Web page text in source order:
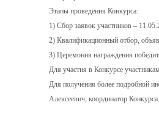
Этапы проведения Конкурса:
1) Сбор заявок участников –
2) Квалификационный отбор,
3) Церемония награждения
Для участия в Конкурсе
Для получения более подробной
Алексеевич, координатор Конкурса.